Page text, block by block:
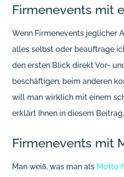
Firmenevents mit
Wenn Firmenevents jeglicher
alles selbst oder beauftrage
den ersten Blick direkt Vor-
beschäftigen, beim anderen
will man wirklich mit einem
erklärt Ihnen in diesem
Firmenevents mit
Man weiß, was man als Motto